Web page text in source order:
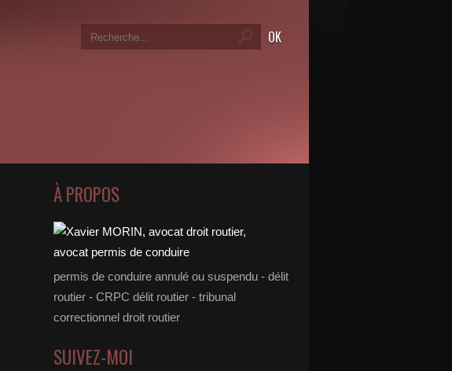
À PROPOS
permis de conduire annulé ou suspendu - délit
routier - CRPC délit routier - tribunal
correctionnel droit routier
SUIVEZ-MOI